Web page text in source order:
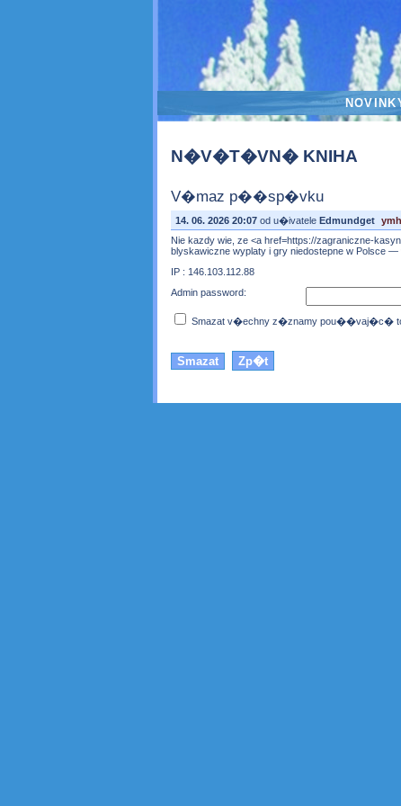
N�V�T�VN� KNIHA
V�maz p��sp�vku
14. 06. 2026 20:07 od u�ivatele Edmundget
Nie kazdy wie, ze <a href=https://zagraniczne-
blyskawiczne wyplaty i gry niedostepne w Polsce —
IP : 146.103.112.88
Admin password:
Smazat v�echny z�znamy pou��vaj�c�